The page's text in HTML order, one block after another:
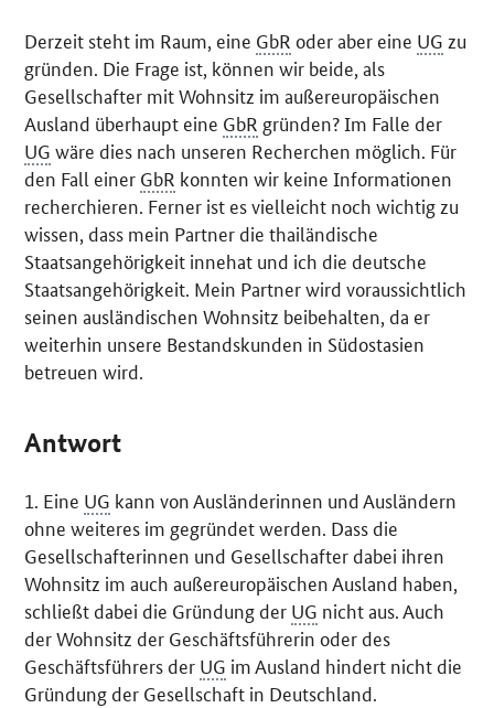
Derzeit steht im Raum, eine GbR oder aber eine UG zu
gründen. Die Frage ist, können wir beide, als
Gesellschafter mit Wohnsitz im außereuropäischen
Ausland überhaupt eine GbR gründen? Im Falle der
UG wäre dies nach unseren Recherchen möglich. Für
den Fall einer GbR konnten wir keine Informationen
recherchieren. Ferner ist es vielleicht noch wichtig zu
wissen, dass mein Partner die thailändische
Staatsangehörigkeit innehat und ich die deutsche
Staatsangehörigkeit. Mein Partner wird voraussichtlich
seinen ausländischen Wohnsitz beibehalten, da er
weiterhin unsere Bestandskunden in Südostasien
betreuen wird.
Antwort
1. Eine UG kann von Ausländerinnen und Ausländern
ohne weiteres im gegründet werden. Dass die
Gesellschafterinnen und Gesellschafter dabei ihren
Wohnsitz im auch außereuropäischen Ausland haben,
schließt dabei die Gründung der UG nicht aus. Auch
der Wohnsitz der Geschäftsführerin oder des
Geschäftsführers der UG im Ausland hindert nicht die
Gründung der Gesellschaft in Deutschland.